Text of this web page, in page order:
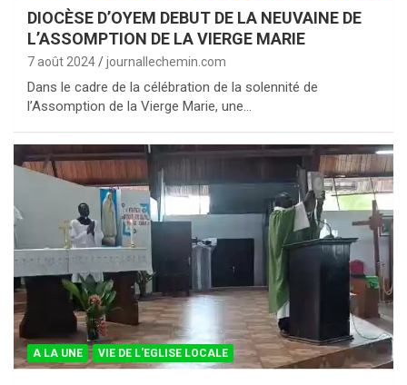
DIOCÈSE D’OYEM DEBUT DE LA NEUVAINE DE
L’ASSOMPTION DE LA VIERGE MARIE
7 août 2024 journallechemin.com
Dans le cadre de la célébration de la solennité de
l’Assomption de la Vierge Marie, une…
A LA UNE VIE DE L'EGLISE LOCALE